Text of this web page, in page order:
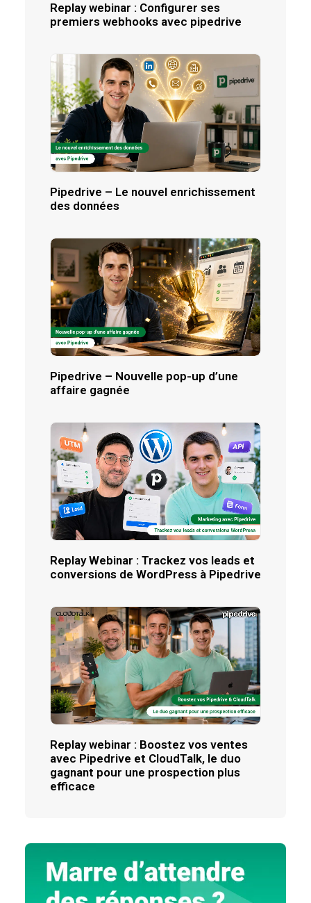
Replay webinar : Configurer ses
premiers webhooks avec pipedrive
Pipedrive – Le nouvel enrichissement
des données
Pipedrive – Nouvelle pop-up d’une
affaire gagnée
Replay Webinar : Trackez vos leads et
conversions de WordPress à Pipedrive
Replay webinar : Boostez vos ventes
avec Pipedrive et CloudTalk, le duo
gagnant pour une prospection plus
efficace